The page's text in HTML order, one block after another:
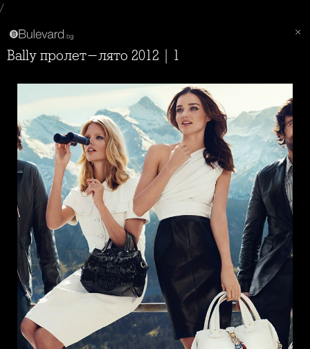
/
Bally пролет-лято 2012 | 1